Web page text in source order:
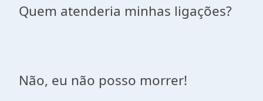
Quem atenderia minhas ligações?
Não, eu não posso morrer!